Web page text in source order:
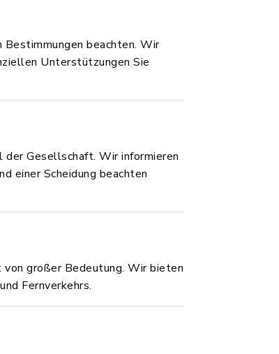
Bestimmungen beachten. Wir
Unterstützungen Sie
Gesellschaft. Wir informieren
einer Scheidung beachten
großer Bedeutung. Wir bieten
Fernverkehrs.